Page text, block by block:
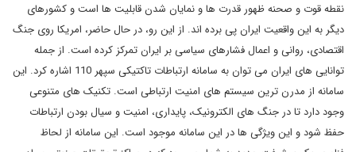
نقطه قوت و صحنه ظهور قدرت ها و نمایان شدن قابلیت ها است و کشورهای
دیگر به این واقعیت ایران پی برده اند. از این رو، در حال حاضر، امریکا روی جنگ
اقتصادی، روانی و اعمال فشارهای سیاسی بر ایران تمرکز کرده است. از جمله
توانایی های ایران می توان به سامانه ارتباطات تاکتیکی سپهر 110 اشاره کرد. این
سامانه از مدرن ترین سیستم های امنیت ارتباطی است. تکنیک های متنوعی
وجود دارد تا در جنگ های الکترونیک، پایداری، امنیت و سیال بودن ارتباطات
حفظ شود و این ویژگی ها در این سامانه موجود است. این سامانه از لحاظ